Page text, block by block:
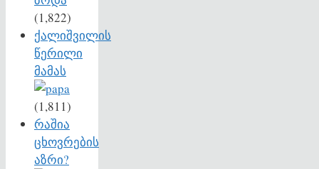
(1,822)
ქალიშვილის
წერილი
მამას
(1,811)
რაშია
ცხოვრების
აზრი?